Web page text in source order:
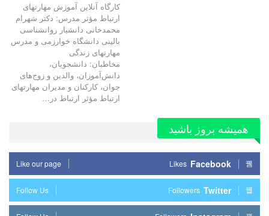
کارگاه آنلاین آموزش مهارتهای
ارتباط مؤثر مدرس: دکتر شهرام
محمدخانی دانشیار روانشناسی
بالینی دانشگاه خوارزمی و مدرس
مهارتهای زندگی
مخاطبان: دانشجویان،
دانش‌آموزان، والدین و زوج‌های
جوان، کارکنان و مدیران مهارتهای
ارتباط مؤثر ارتباط در…
همیشه بروز باشید
Facebook
Likes
Like our page
Twitter
Followers
Follow Us